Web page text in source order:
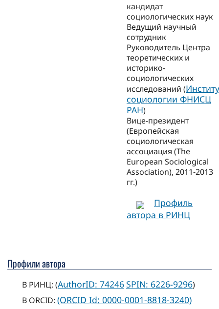
кандидат
социологических наук
Ведущий научный
сотрудник
Руководитель Центра
теоретических и
историко-
социологических
исследований (
социологии ФНИСЦ
РАН)
Вице-президент
(Европейская
социологическая
ассоциация (The
European Sociological
Association), 2011-2013
гг.)
Профиль
автора в РИНЦ
Профили автора
В РИНЦ: (AuthorID: 74246 SPIN: 6226-9296)
В ORCID: (ORCID Id: 0000-0001-8818-3240)